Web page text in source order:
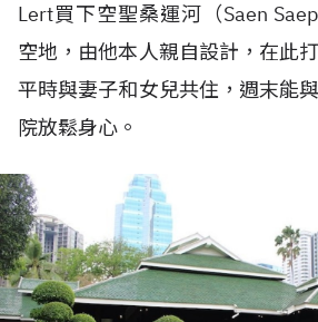
Lert買下空聖桑運河（Saen
空地，由他本人親自設計，在此
平時與妻子和女兒共住，週末能
院放鬆身心。